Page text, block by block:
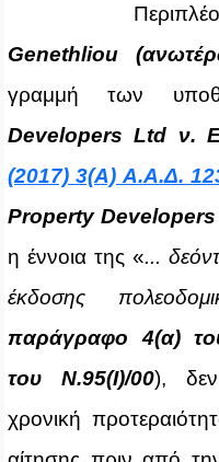
Περιπλέον, ως
Genethliou
γραμμή των
Developers Ltd ν.
(2017) 3(Α) Α.Α.Δ.
Property
η έννοια της «...
έκδοσης
παράγραφο 4(α)
του Ν.95(Ι)/00),
χρονική